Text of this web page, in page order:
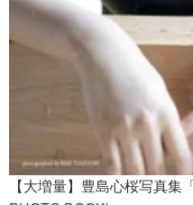
【大増量】豊島心桜写真集